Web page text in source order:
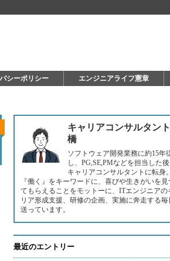
シーポリシー エンジニアライフ憲章
キャリアコンサルタン
橋
ソフトウェア開発業務に約15年
し、PG,SE,PMなどを担当した後
キャリアコンサルタントに転身。
『働く』をキーワードに、喜びや生きがいを見
てもらえることをモットーに、ITエンジニアの
リア形成支援、研修の企画、実施に奔走する毎
送っています。
最近のエントリー